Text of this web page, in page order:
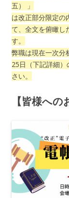
五） 」
は改正部分限定の
て、全文を俯瞰し
す。
弊職は現在一次分
25日（下記詳細
さい。
【皆様へ